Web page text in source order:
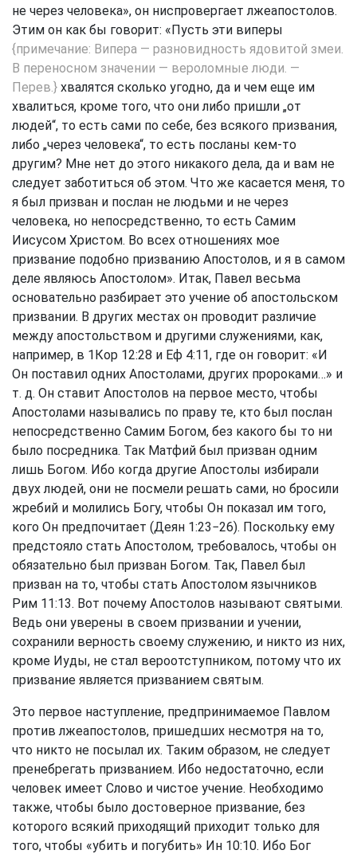
не через человека», он ниспровергает лжеапостолов.
Этим он как бы говорит: «Пусть эти виперы
{примечание: Випера — разновидность ядовитой змеи.
В переносном значении — вероломные люди. —
Перев.} хвалятся сколько угодно, да и чем еще им
хвалиться, кроме того, что они либо пришли „от
людей“, то есть сами по себе, без всякого призвания,
либо „через человека“, то есть посланы кем-то
другим? Мне нет до этого никакого дела, да и вам не
следует заботиться об этом. Что же касается меня, то
я был призван и послан не людьми и не через
человека, но непосредственно, то есть Самим
Иисусом Христом. Во всех отношениях мое
призвание подобно призванию Апостолов, и я в самом
деле являюсь Апостолом». Итак, Павел весьма
основательно разбирает это учение об апостольском
призвании. В других местах он проводит различие
между апостольством и другими служениями, как,
например, в 1Кор 12:28 и Еф 4:11, где он говорит: «И
Он поставил одних Апостолами, других пророками…» и
т. д. Он ставит Апостолов на первое место, чтобы
Апостолами назывались по праву те, кто был послан
непосредственно Самим Богом, без какого бы то ни
было посредника. Так Матфий был призван одним
лишь Богом. Ибо когда другие Апостолы избирали
двух людей, они не посмели решать сами, но бросили
жребий и молились Богу, чтобы Он показал им того,
кого Он предпочитает (Деян 1:23−26). Поскольку ему
предстояло стать Апостолом, требовалось, чтобы он
обязательно был призван Богом. Так, Павел был
призван на то, чтобы стать Апостолом язычников
Рим 11:13. Вот почему Апостолов называют святыми.
Ведь они уверены в своем призвании и учении,
сохранили верность своему служению, и никто из них,
кроме Иуды, не стал вероотступником, потому что их
призвание является призванием святым.
Это первое наступление, предпринимаемое Павлом
против лжеапостолов, пришедших несмотря на то,
что никто не посылал их. Таким образом, не следует
пренебрегать призванием. Ибо недостаточно, если
человек имеет Слово и чистое учение. Необходимо
также, чтобы было достоверное призвание, без
которого всякий приходящий приходит только для
того, чтобы «убить и погубить» Ин 10:10. Ибо Бог